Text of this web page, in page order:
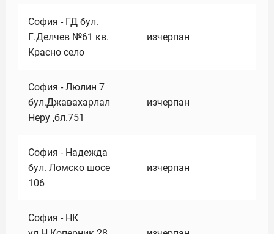
София - ГД бул.
Г.Делчев №61 кв.
Красно село
изчерпан
София - Люлин 7
бул.Джавахарлал
Неру ,бл.751
изчерпан
София - Надежда
бул. Ломско шосе
106
изчерпан
София - НК